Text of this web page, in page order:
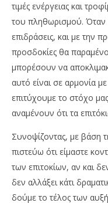
τιμές ενέργειας και
του πληθωρισμού. Όταν
επιδράσεις, και με την
προσδοκίες θα
μπορέσουν να
αυτό είναι σε αρμονία
επιτύχουμε το στόχο
αναμένουν ότι τα
Συνοψίζοντας, με βάση
πιστεύω ότι είμαστε
των επιτοκίων, αν και
δεν αλλάξει κάτι
δούμε το τέλος των